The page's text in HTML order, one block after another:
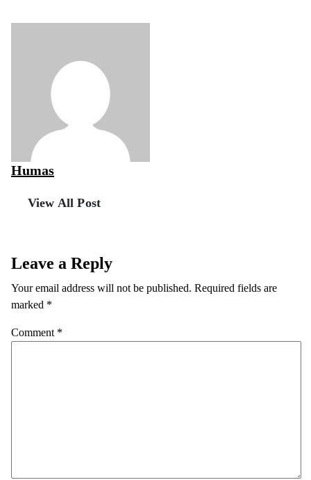
Humas
View All Post
Leave a Reply
Your email address will not be published. Required fields are
marked *
Comment *